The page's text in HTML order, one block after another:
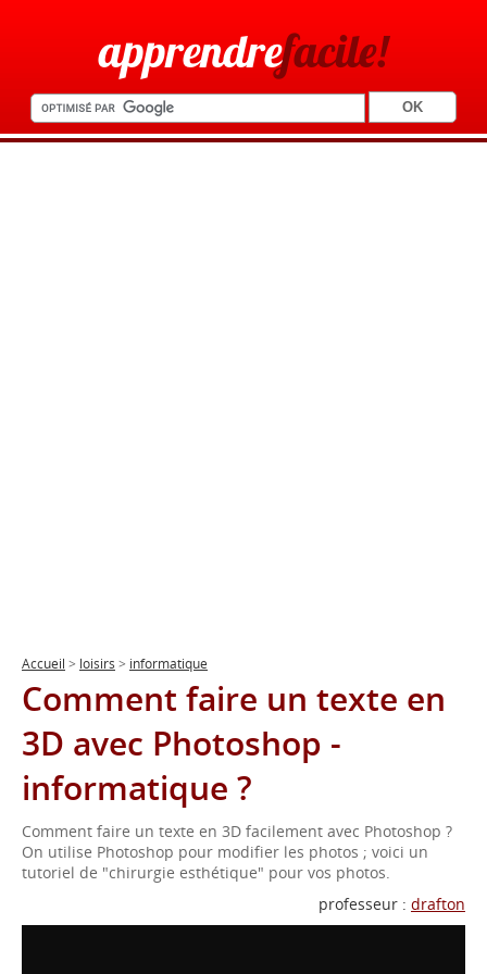
apprendrefacile!
Accueil > loisirs > informatique
Comment faire un texte en
3D avec Photoshop -
informatique ?
Comment faire un texte en 3D facilement avec Photoshop ?
On utilise Photoshop pour modifier les photos ; voici un
tutoriel de "chirurgie esthétique" pour vos photos.
professeur : drafton